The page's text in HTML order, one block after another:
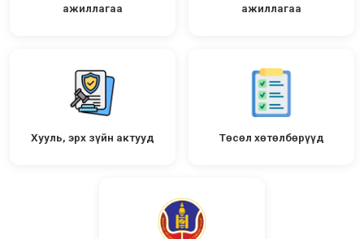
ажиллагаа
ажиллагаа
Хууль, эрх зүйн актууд Төсөл хөтөлбөрүүд